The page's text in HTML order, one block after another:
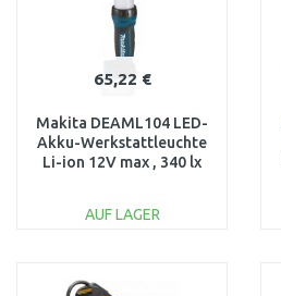
65,22 €
Makita DEAML104 LED-
Akku-Werkstattleuchte
Li-ion 12V max , 340 lx
AUF LAGER